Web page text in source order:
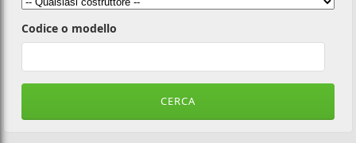
Codice o modello